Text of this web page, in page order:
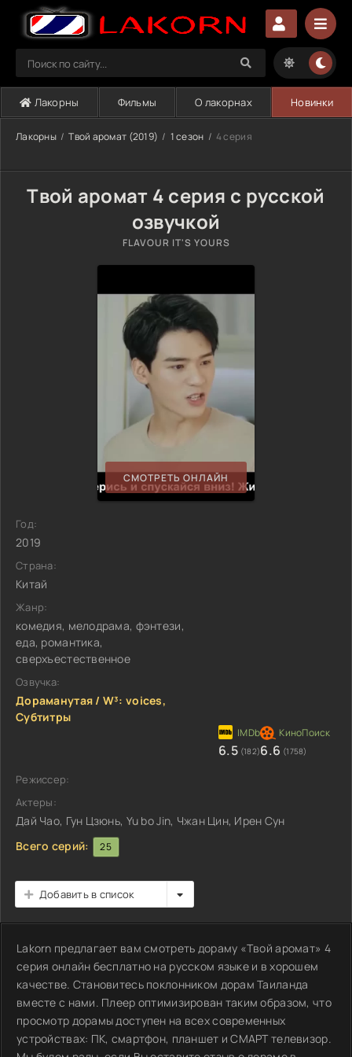
Лакорны Фильмы О лакорнах Новинки
Лакорны Твой аромат (2019) 1 сезон 4 серия
Твой аромат 4 серия с русской
озвучкой
FLAVOUR IT'S YOURS
СМОТРЕТЬ ОНЛАЙН
Год:
2019
Страна:
Китай
Жанр:
комедия, мелодрама, фэнтези,
еда, романтика,
сверхъестественное
Озвучка:
Дораманутая / W³: voices,
Субтитры
6.5 (182)6.6 (1758)
Режиссер:
Актеры:
Дай Чао, Гун Цзюнь, Yu bo Jin, Чжан Цин, Ирен Сун
Всего серий:
25
Добавить в список
Lakorn предлагает вам смотреть дораму «Твой аромат» 4
серия онлайн бесплатно на русском языке и в хорошем
качестве. Становитесь поклонником дорам Таиланда
вместе с нами. Плеер оптимизирован таким образом, что
просмотр дорамы доступен на всех современных
устройствах: ПК, смартфон, планшет и СМАРТ телевизор.